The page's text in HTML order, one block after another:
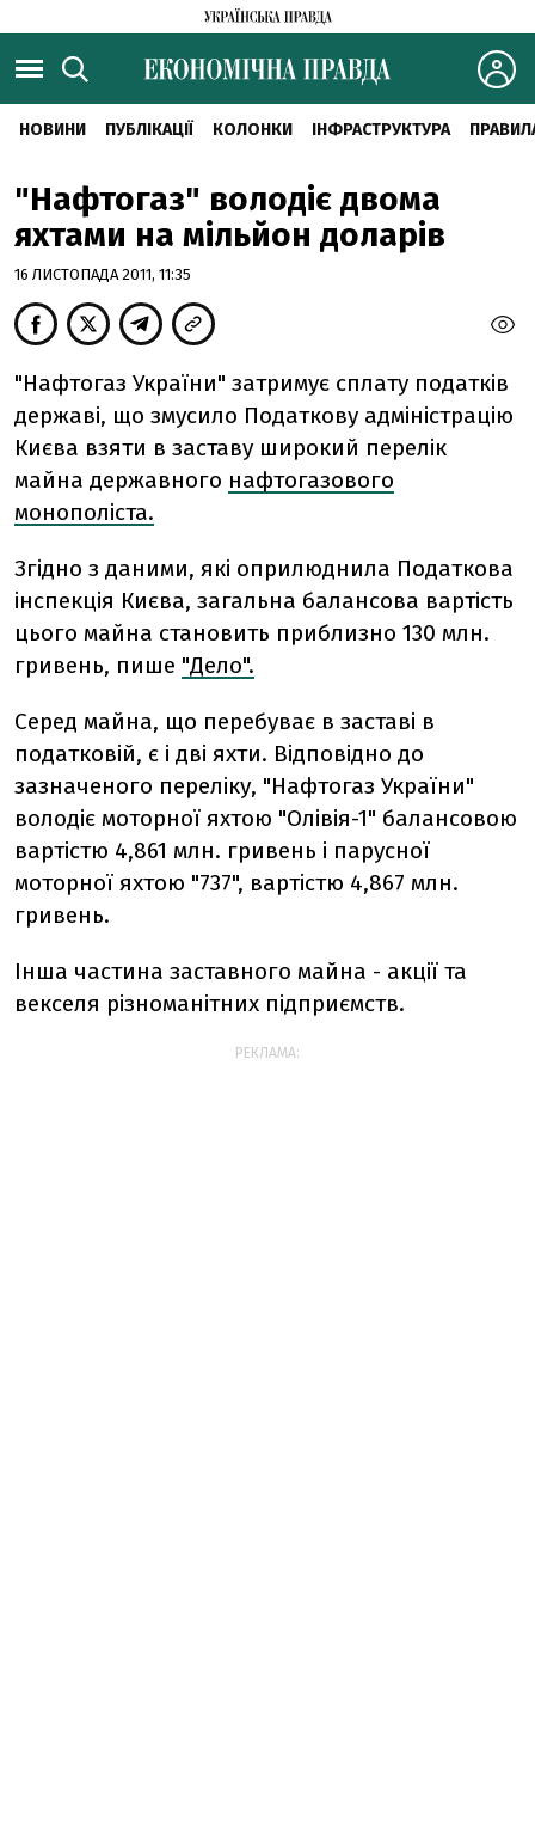
НОВИНИ ПУБЛІКАЦІЇ КОЛОНКИ ІНФРАСТРУКТУРА
"Нафтогаз" володіє двома
яхтами на мільйон доларів
16 ЛИСТОПАДА 2011, 11:35
"Нафтогаз України" затримує сплату податків
державі, що змусило Податкову адміністрацію
Києва взяти в заставу широкий перелік
майна державного нафтогазового
монополіста.
Згідно з даними, які оприлюднила Податкова
інспекція Києва, загальна балансова вартість
цього майна становить приблизно 130 млн.
гривень, пише "Дело".
Серед майна, що перебуває в заставі в
податковій, є і дві яхти. Відповідно до
зазначеного переліку, "Нафтогаз України"
володіє моторної яхтою "Олівія-1" балансовою
вартістю 4,861 млн. гривень і парусної
моторної яхтою "737", вартістю 4,867 млн.
гривень.
Інша частина заставного майна - акції та
векселя різноманітних підприємств.
РЕКЛАМА: